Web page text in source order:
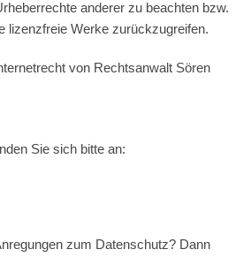
anderer zu beachten bzw.
lizenzfreie Werke zurückzugreifen.
von Rechtsanwalt Sören
Sie sich bitte an:
zum Datenschutz? Dann